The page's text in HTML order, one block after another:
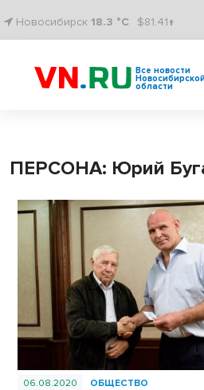
Новосибирск 18.3 °C $81.41↑
Все новости
области
ПЕРСОНА: Юрий
06.08.2020 ОБЩЕСТВО